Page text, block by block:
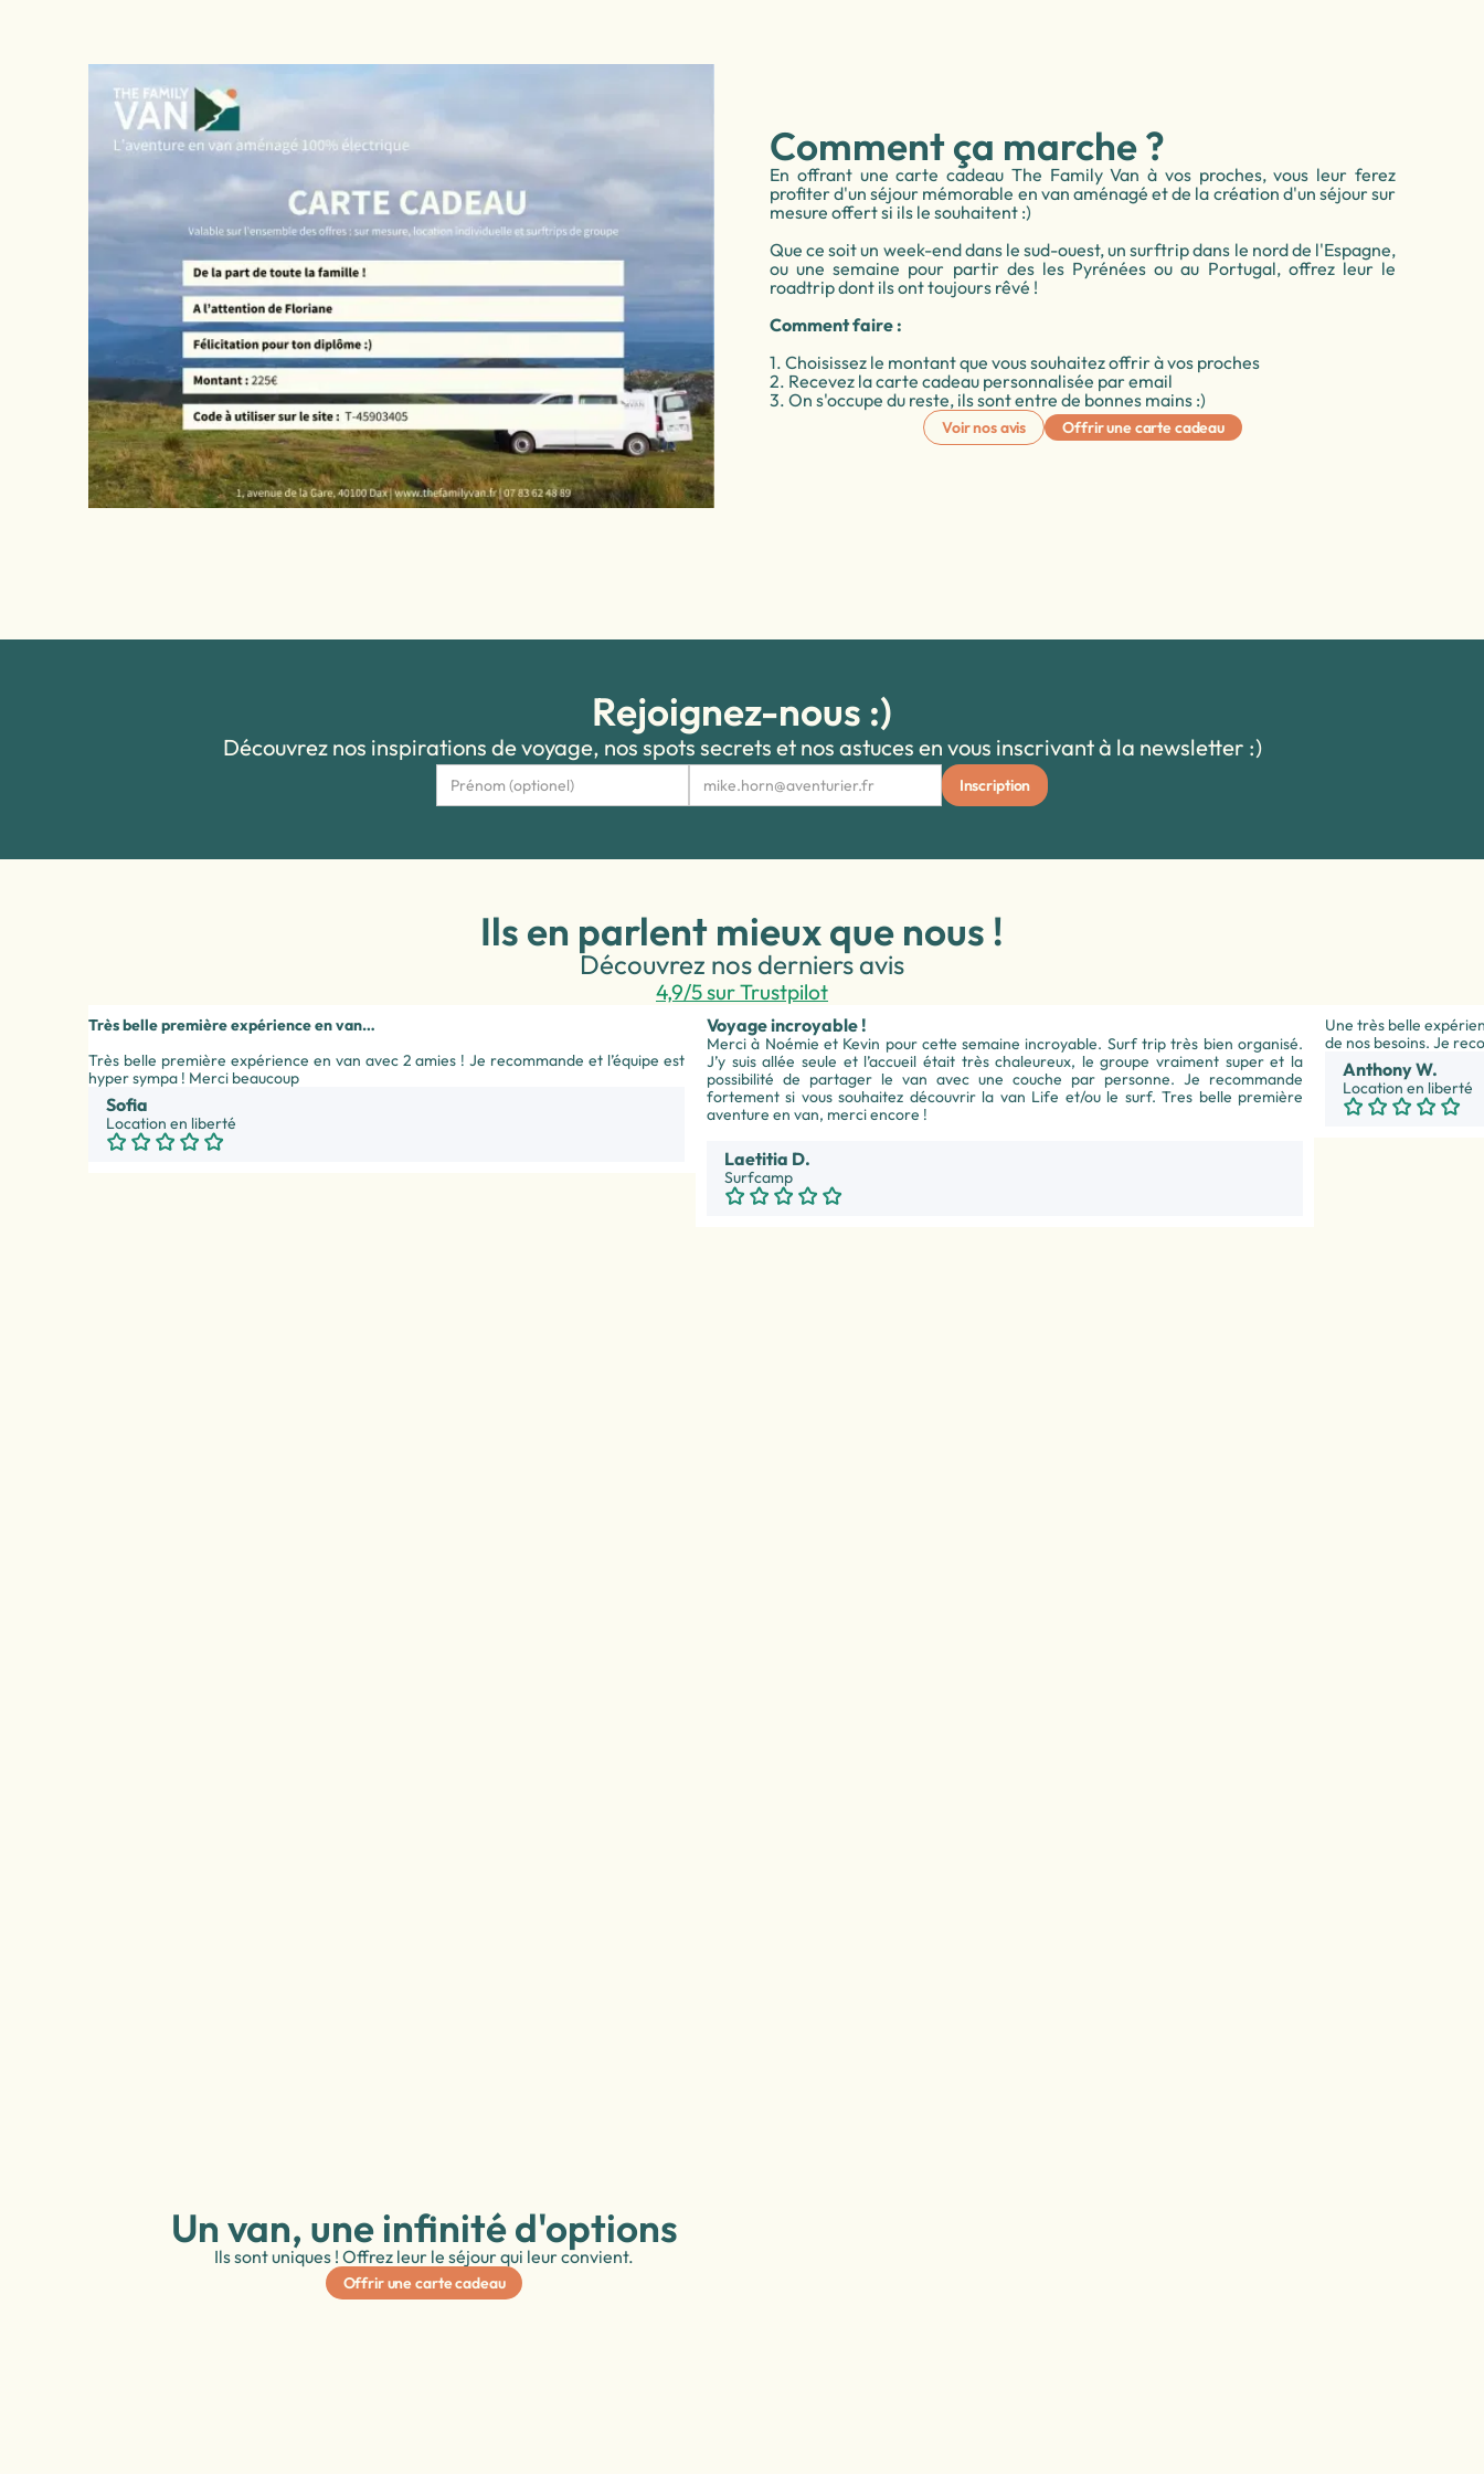
Comment ça marche ?
En offrant une carte cadeau The Family Van à vos proches, vous leur ferez
profiter d'un séjour mémorable en van aménagé et de la création d'un séjour sur
mesure offert si ils le souhaitent :)
Que ce soit un week-end dans le sud-ouest, un surftrip dans le nord de l'Espagne,
ou une semaine pour partir des les Pyrénées ou au Portugal, offrez leur le
roadtrip dont ils ont toujours rêvé !
Comment faire :
1. Choisissez le montant que vous souhaitez offrir à vos proches
2. Recevez la carte cadeau personnalisée par email
3. On s'occupe du reste, ils sont entre de bonnes mains :)
Voir nos avis Offrir une carte cadeau
Rejoignez-nous :)
Découvrez nos inspirations de voyage, nos spots secrets et nos astuces en vous inscrivant à la newsletter :)
Ils en parlent mieux que nous !
Découvrez nos derniers avis
4,9/5 sur Trustpilot
Très belle première expérience en van…
Très belle première expérience en van avec 2 amies ! Je recommande et l’équipe est
hyper sympa ! Merci beaucoup
Sofia
Location en liberté
Voyage incroyable !
Merci à Noémie et Kevin pour cette semaine incroyable. Surf trip très bien organisé.
J’y suis allée seule et l’accueil était très chaleureux, le groupe vraiment super et la
possibilité de partager le van avec une couche par personne. Je recommande
fortement si vous souhaitez découvrir la van Life et/ou le surf. Tres belle première
aventure en van, merci encore !
Laetitia D.
Surfcamp
Une très belle
de nos besoins. Je
Anthony W.
Location en liberté
Un van, une infinité d'options
Ils sont uniques ! Offrez leur le séjour qui leur convient.
Offrir une carte cadeau